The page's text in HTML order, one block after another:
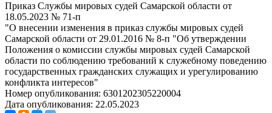
Приказ Службы мировых судей Самарской области от
18.05.2023 № 71-п
"О внесении изменения в приказ службы мировых судей
Самарской области от 29.01.2016 № 8-п "Об утверждении
Положения о комиссии службы мировых судей Самарской
области по соблюдению требований к служебному поведению
государственных гражданских служащих и урегулированию
конфликта интересов"
Номер опубликования: 6301202305220004
Дата опубликования: 22.05.2023